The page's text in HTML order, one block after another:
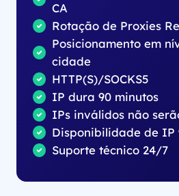
CA
Rotação de Proxies
Posicionamento em
cidade
HTTP(S)/SOCKS5
IP dura 90 minutos
IPs inválidos não
Disponibilidade de IP
Suporte técnico 24/7